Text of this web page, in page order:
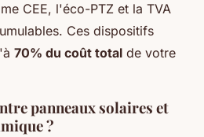
CEE, l'éco-PTZ et la TVA
Ces dispositifs
70% du coût total de votre
panneaux solaires et
?